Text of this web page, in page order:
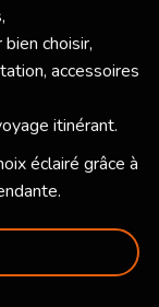
choisir,
accessoires
itinérant.
éclairé grâce à